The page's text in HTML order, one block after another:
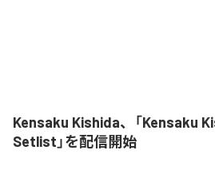
Kensaku Kishida、「Kensaku
Setlist」を配信開始